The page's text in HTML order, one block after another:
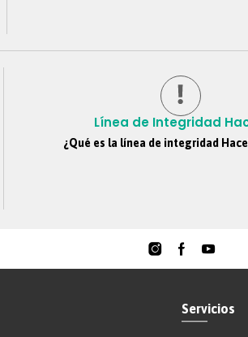
festivos no se tendrá atención. Si nos
regreso.
Línea de Integridad
¿Qué es la línea de integridad
este canal nos ayuda a soportar la
018000-51-69-39
Formulario web
Servicios